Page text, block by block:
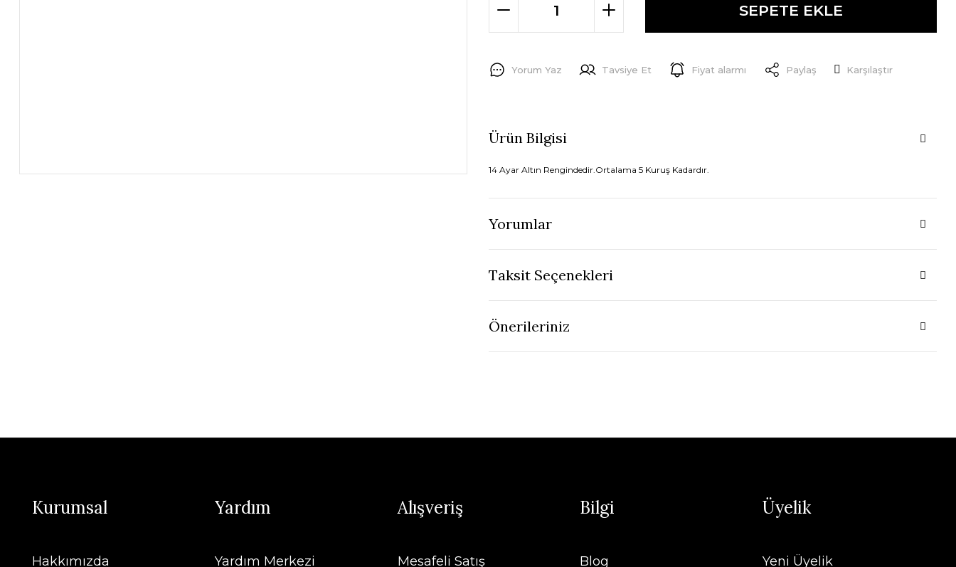
SEPETE EKLE
Yorum Yaz Tavsiye Et Fiyat alarmı Paylaş Karşılaştır
Ürün Bilgisi
14 Ayar Altın Rengindedir.Ortalama 5 Kuruş Kadardır.
Yorumlar
Taksit Seçenekleri
Önerileriniz
Kurumsal
Hakkımızda
Yardım
Yardım Merkezi
Alışveriş
Mesafeli Satış
Bilgi
Blog
Üyelik
Yeni Üyelik